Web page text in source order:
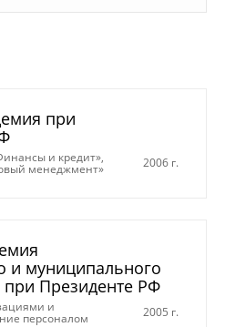
при
и кредит»,
менеджмент» 2006 г.
и муниципального
Президенте РФ
и
персоналом 2005 г.